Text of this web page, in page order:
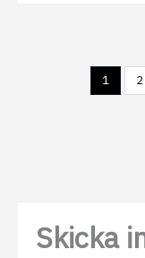
1 2
Skicka